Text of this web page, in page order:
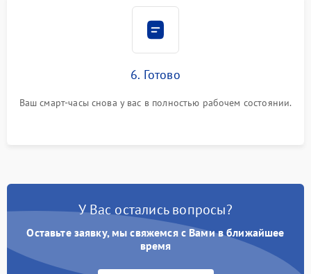
6. Готово
Ваш смарт-часы снова у вас в полностью рабочем состоянии.
У Вас остались вопросы?
Оставьте заявку, мы свяжемся с Вами в ближайшее
время